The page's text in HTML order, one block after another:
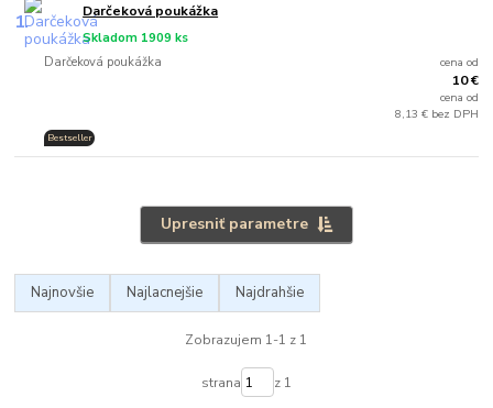
1. Darčeková poukážka
Darčeková poukážka
Skladom 1909 ks
Bestseller
cena od
10 €
cena od
8,13 € bez DPH
Upresniť parametre
Najnovšie Najlacnejšie Najdrahšie
Zobrazujem 1-1 z 1
strana z 1